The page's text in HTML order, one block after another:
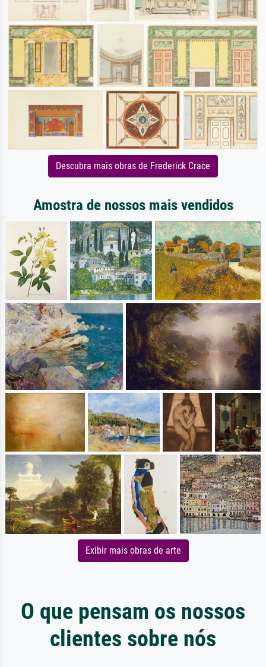
Descubra mais obras de Frederick Crace
Amostra de nossos mais vendidos
Exibir mais obras de arte
O que pensam os nossos
clientes sobre nós